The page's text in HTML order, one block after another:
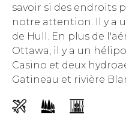
savoir si des endroits
notre attention. Il y a
de Hull. En plus de
Ottawa, il y a un
Casino et deux
Gatineau et rivière